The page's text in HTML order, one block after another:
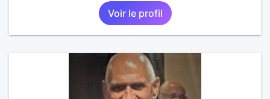
Voir le profil